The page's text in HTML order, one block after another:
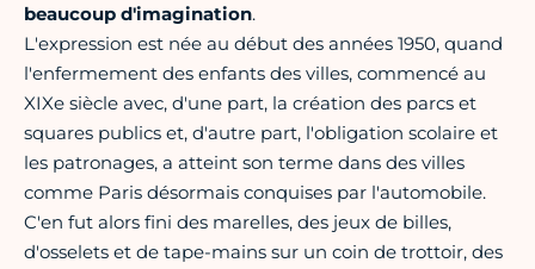
beaucoup d'imagination.
L'expression est née au début des années 1950, quand
l'enfermement des enfants des villes, commencé au
XIXe siècle avec, d'une part, la création des parcs et
squares publics et, d'autre part, l'obligation scolaire et
les patronages, a atteint son terme dans des villes
comme Paris désormais conquises par l'automobile.
C'en fut alors fini des marelles, des jeux de billes,
d'osselets et de tape-mains sur un coin de trottoir, des